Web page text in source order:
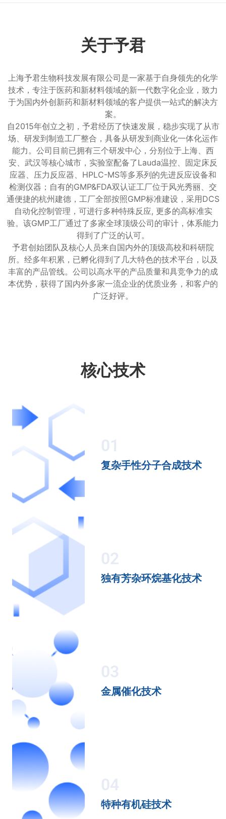
关于予君
上海予君生物科技发展有限公司是一家基于自身领先的化学
技术，专注于医药和新材料领域的新一代数字化企业，致力
于为国内外创新药和新材料领域的客户提供一站式的解决方
案。
自2015年创立之初，予君经历了快速发展，稳步实现了从市
场、研发到制造工厂整合，具备从研发到商业化一体化运作
能力。公司目前已拥有三个研发中心，分别位于上海、西
安、武汉等核心城市，实验室配备了Lauda温控、固定床反
应器、压力反应器、HPLC-MS等多系列的先进反应设备和
检测仪器；自有的GMP&FDA双认证工厂位于风光秀丽、交
通便捷的杭州建德，工厂全部按照GMP标准建设，采用DCS
自动化控制管理，可进行多种特殊反应, 更多的高标准实
验。该GMP工厂通过了多家全球顶级公司的审计，体系能力
得到了广泛的认可。
予君创始团队及核心人员来自国内外的顶级高校和科研院
所。经多年积累，已孵化得到了几大特色的技术平台，以及
丰富的产品管线。公司以高水平的产品质量和具竞争力的成
本优势，获得了国内外多家一流企业的优质业务，和客户的
广泛好评。
核心技术
01
复杂手性分子合成技术
02
独有芳杂环烷基化技术
03
金属催化技术
04
特种有机硅技术